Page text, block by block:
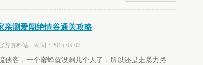
亲测爱闯绝情谷通关攻略
方资料站 时间：2015-05-07
侠客，一个蜜蜂就没剩几个人了，所以还是走暴力路